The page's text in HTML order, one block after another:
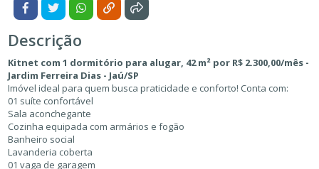
Descrição
Kitnet com 1 dormitório para alugar, 42 m² por R$ 2.300,00/mês -
Jardim Ferreira Dias - Jaú/SP
Imóvel ideal para quem busca praticidade e conforto! Conta com:
01 suíte confortável
Sala aconchegante
Cozinha equipada com armários e fogão
Banheiro social
Lavanderia coberta
01 vaga de garagem